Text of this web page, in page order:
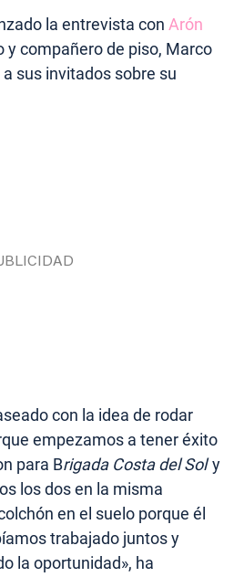
la entrevista con Arón
y compañero de piso, Marco
sus invitados sobre su
con la idea de rodar
empezamos a tener éxito
para Brigada Costa del Soly
los dos en la misma
en el suelo porque él
trabajado juntos y
la oportunidad», ha